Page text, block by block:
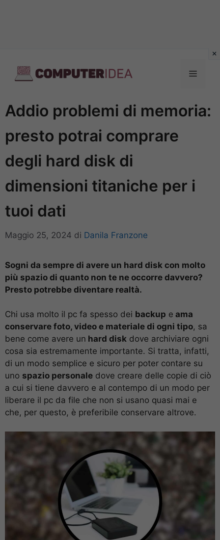
contenuto
Menu
Addio problemi di memoria:
presto potrai comprare
degli hard disk di
dimensioni titaniche per i
tuoi dati
Maggio 25, 2024 di Danila Franzone
Sogni da sempre di avere un hard disk con molto
più spazio di quanto non te ne occorre davvero?
Presto potrebbe diventare realtà.
Chi usa molto il pc fa spesso dei backup e ama
conservare foto, video e materiale di ogni tipo, sa
bene come avere un hard disk dove archiviare ogni
cosa sia estremamente importante. Si tratta, infatti,
di un modo semplice e sicuro per poter contare su
uno spazio personale dove creare delle copie di ciò
a cui si tiene davvero e al contempo di un modo per
liberare il pc da file che non si usano quasi mai e
che, per questo, è preferibile conservare altrove.